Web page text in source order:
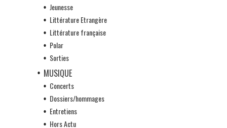
Jeunesse
Littérature Etrangère
Littérature française
Polar
Sorties
MUSIQUE
Concerts
Dossiers/hommages
Entretiens
Hors Actu